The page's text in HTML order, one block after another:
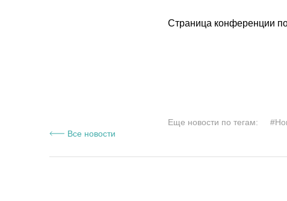
Все новости
Страница конференции
Еще новости по тегам: